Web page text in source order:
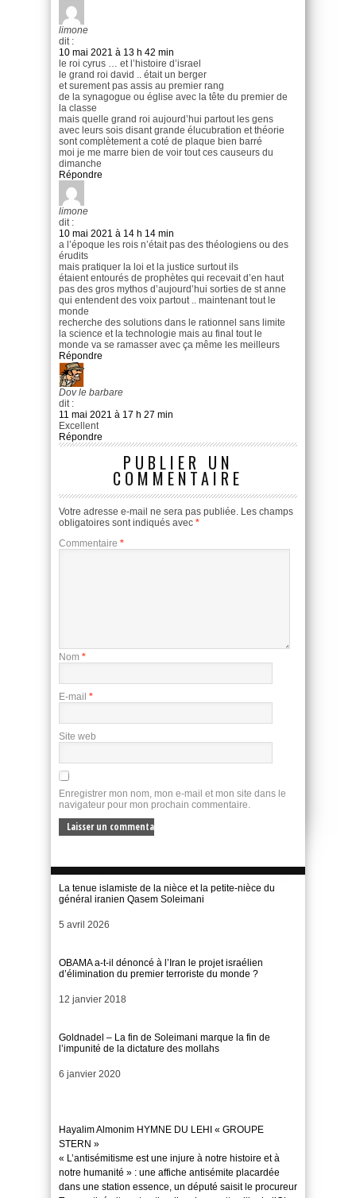
limone
dit :
10 mai 2021 à 13 h 42 min
le roi cyrus … et l’histoire d’israel
le grand roi david .. était un berger
et surement pas assis au premier rang
de la synagogue ou église avec la tête du premier de
la classe
mais quelle grand roi aujourd’hui partout les gens
avec leurs sois disant grande élucubration et théorie
sont complètement a coté de plaque bien barré
moi je me marre bien de voir tout ces causeurs du
dimanche
Répondre
limone
dit :
10 mai 2021 à 14 h 14 min
a l’époque les rois n’était pas des théologiens ou des
érudits
mais pratiquer la loi et la justice surtout ils
étaient entourés de prophètes qui recevait d’en haut
pas des gros mythos d’aujourd’hui sorties de st anne
qui entendent des voix partout .. maintenant tout le
monde
recherche des solutions dans le rationnel sans limite
la science et la technologie mais au final tout le
monde va se ramasser avec ça même les meilleurs
Répondre
Dov le barbare
dit :
11 mai 2021 à 17 h 27 min
Excellent
Répondre
PUBLIER UN
COMMENTAIRE
Votre adresse e-mail ne sera pas publiée. Les champs
obligatoires sont indiqués avec *
Commentaire *
Nom *
E-mail *
Site web
Enregistrer mon nom, mon e-mail et mon site dans le
navigateur pour mon prochain commentaire.
La tenue islamiste de la nièce et la petite-nièce du
général iranien Qasem Soleimani
Date
5 avril 2026
OBAMA a-t-il dénoncé à l’Iran le projet israélien
d’élimination du premier terroriste du monde ?
Date
12 janvier 2018
Goldnadel – La fin de Soleimani marque la fin de
l’impunité de la dictature des mollahs
Date
6 janvier 2020
Hayalim Almonim HYMNE DU LEHI « GROUPE
STERN »
« L’antisémitisme est une injure à notre histoire et à
notre humanité » : une affiche antisémite placardée
dans une station essence, un député saisit le procureur